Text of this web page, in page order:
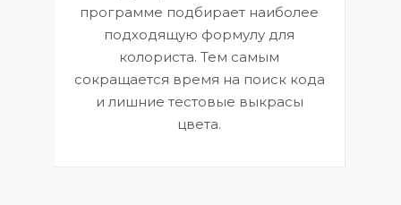
программе подбирает наиболее
подходящую формулу для
колориста. Тем самым
сокращается время на поиск кода
и лишние тестовые выкрасы
цвета.